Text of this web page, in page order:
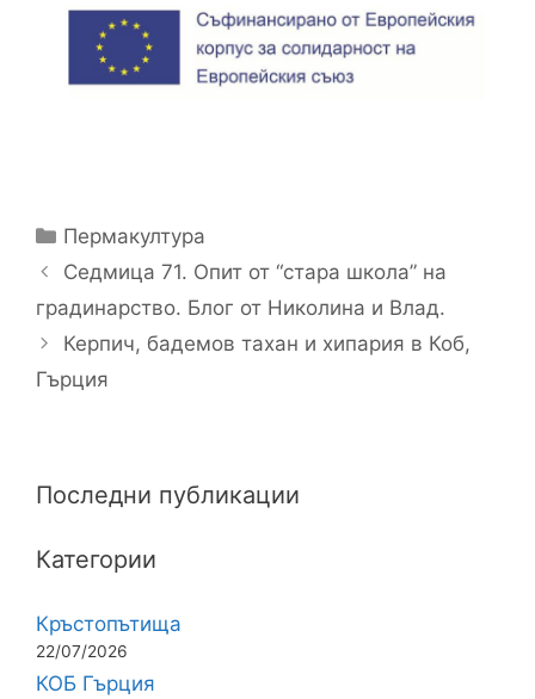
Категории
Пермакултура
Седмица 71. Опит от “стара школа” на
градинарство. Блог от Николина и Влад.
Керпич, бадемов тахан и хипария в Коб,
Гърция
Последни публикации
Категории
Кръстопътища
22/07/2026
КОБ Гърция